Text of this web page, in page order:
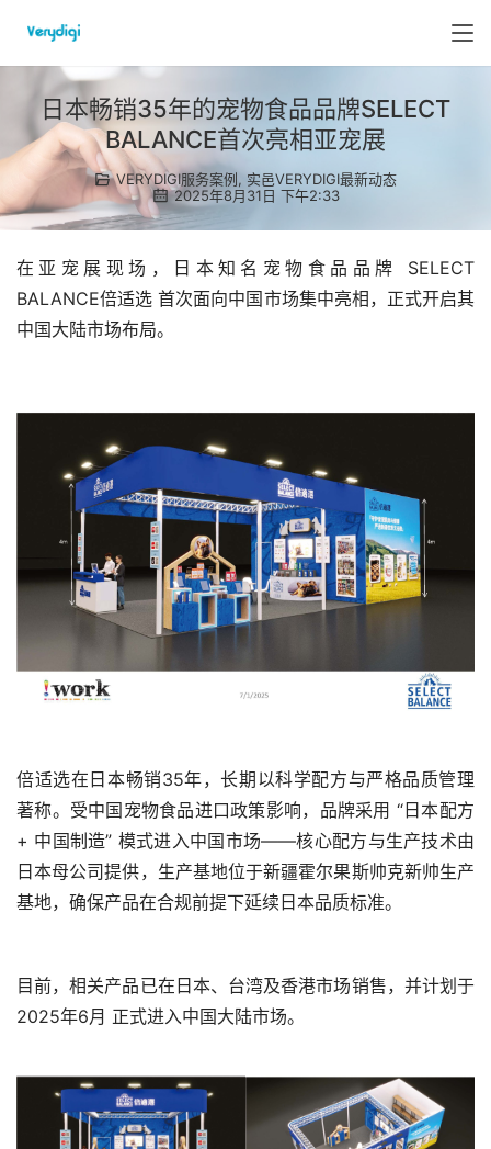
日本畅销35年的宠物食品品牌SELECT
BALANCE首次亮相亚宠展
VERYDIGI服务案例, 实邑VERYDIGI最新动态
2025年8月31日 下午2:33
在亚宠展现场，日本知名宠物食品品牌 SELECT
BALANCE倍适选 首次面向中国市场集中亮相，正式开启其
中国大陆市场布局。
倍适选在日本畅销35年，长期以科学配方与严格品质管理
著称。受中国宠物食品进口政策影响，品牌采用 “日本配方
+ 中国制造” 模式进入中国市场——核心配方与生产技术由
日本母公司提供，生产基地位于新疆霍尔果斯帅克新帅生产
基地，确保产品在合规前提下延续日本品质标准。
目前，相关产品已在日本、台湾及香港市场销售，并计划于
2025年6月 正式进入中国大陆市场。